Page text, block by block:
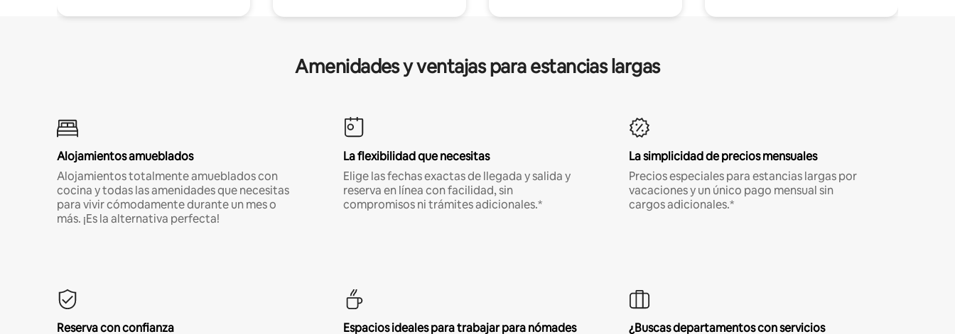
Amenidades y ventajas para estancias largas
Alojamientos amueblados
Alojamientos totalmente amueblados con
cocina y todas las amenidades que necesitas
para vivir cómodamente durante un mes o
más. ¡Es la alternativa perfecta!
La flexibilidad que necesitas
Elige las fechas exactas de llegada y salida y
reserva en línea con facilidad, sin
compromisos ni trámites adicionales.*
La simplicidad de precios mensuales
Precios especiales para estancias largas por
vacaciones y un único pago mensual sin
cargos adicionales.*
Reserva con confianza
Espacios ideales para trabajar para nómades
¿Buscas departamentos con servicios